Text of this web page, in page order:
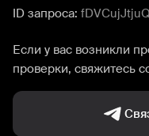
ID запроса:
Если у вас возникли
проверки, свяжитесь